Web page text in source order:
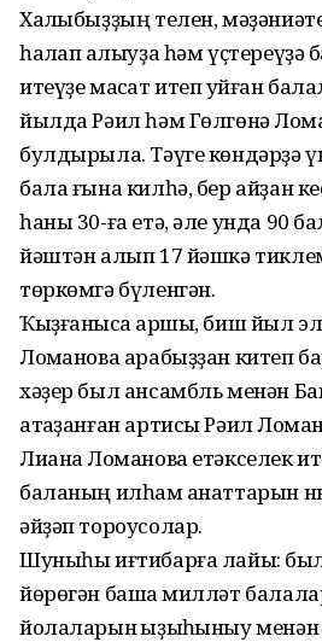
Халҡыбыҙҙың телен,
һаҡлап ҡалыуҙа һәм
итеүҙе маҡсат итеп ҡуйған
йылда Рәил һәм Гөлгөнә
булдырыла. Тәүге көндәрҙә
бала ғына килһә, бер айҙан
һаны 30-ға етә, әле унда 90
йәштән алып 17 йәшкә
төркөмгә бүленгән.
Ҡыҙғанысҡа ҡаршы, биш йыл
Лоҡманова арабыҙҙан китеп
хәҙер был ансамбль менән
атҡаҙанған артисы Рәил
Лиана Лоҡманова етәкселек
баланың илһам ҡанаттарын
әйҙәп тороусолар.
Шуныһы иғтибарға лайыҡ:
йөрөгән башҡа милләт
йолаларын ҡыҙыҡһыныу